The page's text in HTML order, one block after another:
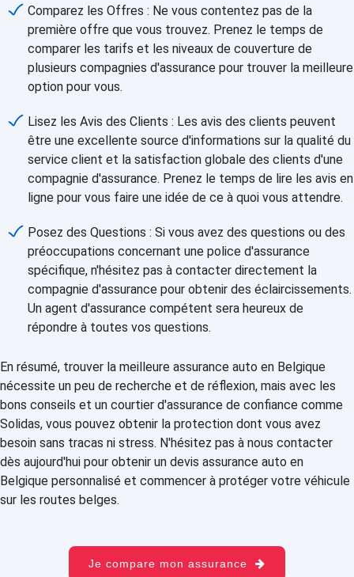
Comparez les Offres : Ne vous contentez pas de la
première offre que vous trouvez. Prenez le temps de
comparer les tarifs et les niveaux de couverture de
plusieurs compagnies d'assurance pour trouver la meilleure
option pour vous.
Lisez les Avis des Clients : Les avis des clients peuvent
être une excellente source d'informations sur la qualité du
service client et la satisfaction globale des clients d'une
compagnie d'assurance. Prenez le temps de lire les avis en
ligne pour vous faire une idée de ce à quoi vous attendre.
Posez des Questions : Si vous avez des questions ou des
préoccupations concernant une police d'assurance
spécifique, n'hésitez pas à contacter directement la
compagnie d'assurance pour obtenir des éclaircissements.
Un agent d'assurance compétent sera heureux de
répondre à toutes vos questions.
En résumé, trouver la meilleure assurance auto en Belgique
nécessite un peu de recherche et de réflexion, mais avec les
bons conseils et un courtier d'assurance de confiance comme
Solidas, vous pouvez obtenir la protection dont vous avez
besoin sans tracas ni stress. N'hésitez pas à nous contacter
dès aujourd'hui pour obtenir un devis assurance auto en
Belgique personnalisé et commencer à protéger votre véhicule
sur les routes belges.
Je compare mon assurance